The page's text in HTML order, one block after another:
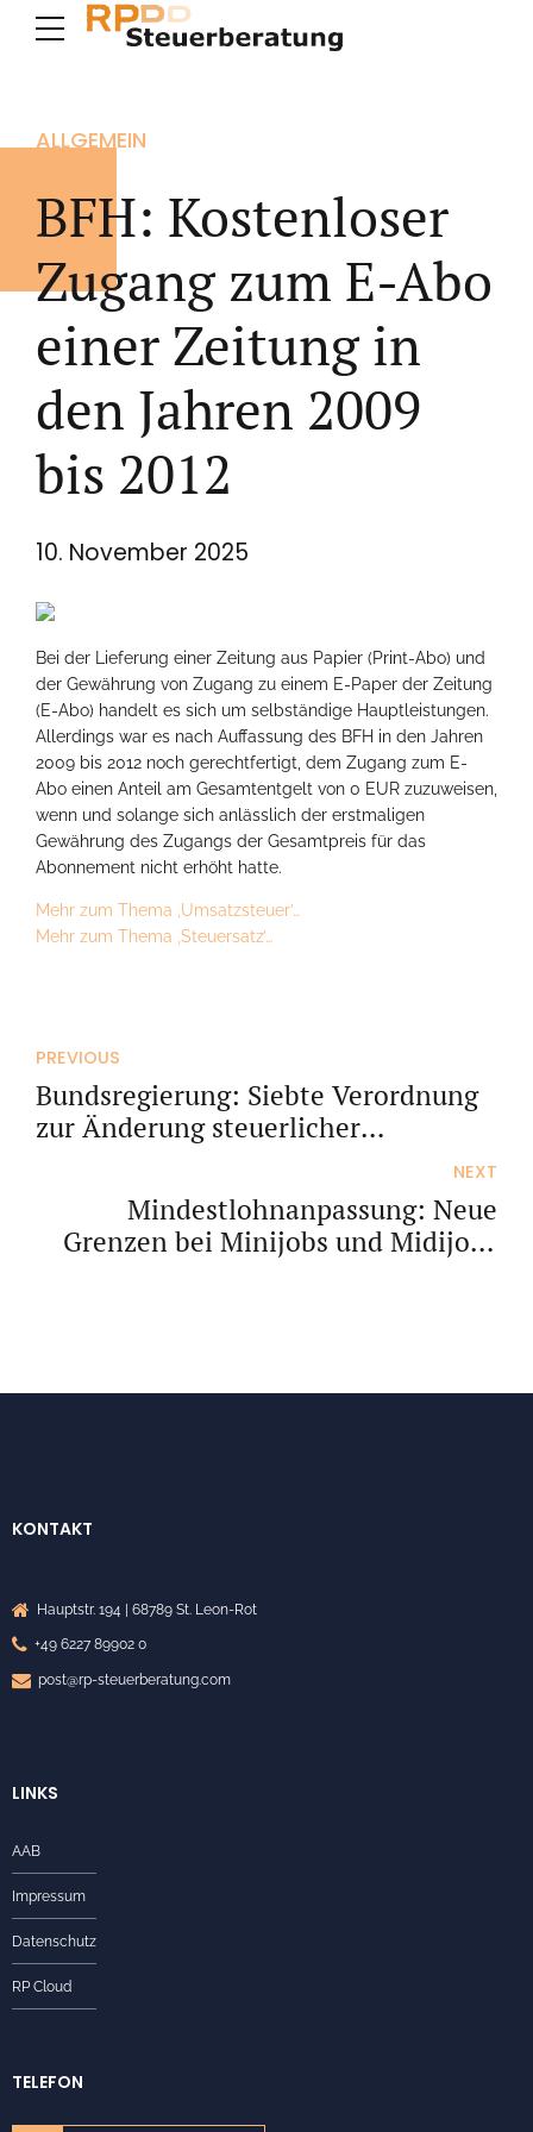
ALLGEMEIN
BFH: Kostenloser
Zugang zum E-Abo
einer Zeitung in
den Jahren 2009
bis 2012
10. November 2025
Bei der Lieferung einer Zeitung aus Papier (Print-Abo) und
der Gewährung von Zugang zu einem E-Paper der Zeitung
(E-Abo) handelt es sich um selbständige Hauptleistungen.
Allerdings war es nach Auffassung des BFH in den Jahren
2009 bis 2012 noch gerechtfertigt, dem Zugang zum E-
Abo einen Anteil am Gesamtentgelt von 0 EUR zuzuweisen,
wenn und solange sich anlässlich der erstmaligen
Gewährung des Zugangs der Gesamtpreis für das
Abonnement nicht erhöht hatte.
Mehr zum Thema ‚Umsatzsteuer’…
Mehr zum Thema ‚Steuersatz’…
PREVIOUS
Bundsregierung: Siebte Verordnung
zur Änderung steuerlicher
NEXT
Mindestlohnanpassung: Neue
Grenzen bei Minijobs und Midijobs
KONTAKT
Hauptstr. 194 | 68789 St. Leon-Rot
+49 6227 89902 0
post@rp-steuerberatung.com
LINKS
AAB
Impressum
Datenschutz
RP Cloud
TELEFON